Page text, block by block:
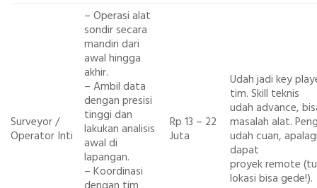
Surveyor /
Operator Inti
– Operasi alat
sondir secara
mandiri dari
awal hingga
akhir.
– Ambil data
dengan presisi
tinggi dan
lakukan analisis
awal di
lapangan.
– Koordinasi
Rp 13 – 22
Juta
Udah jadi key
tim. Skill teknis
udah advance,
masalah alat.
udah cuan,
dapat
proyek remote
lokasi bisa gede!).